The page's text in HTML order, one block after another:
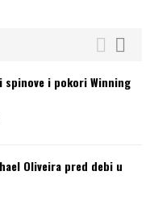
spinove i pokori Winning
Oliveira pred debi u